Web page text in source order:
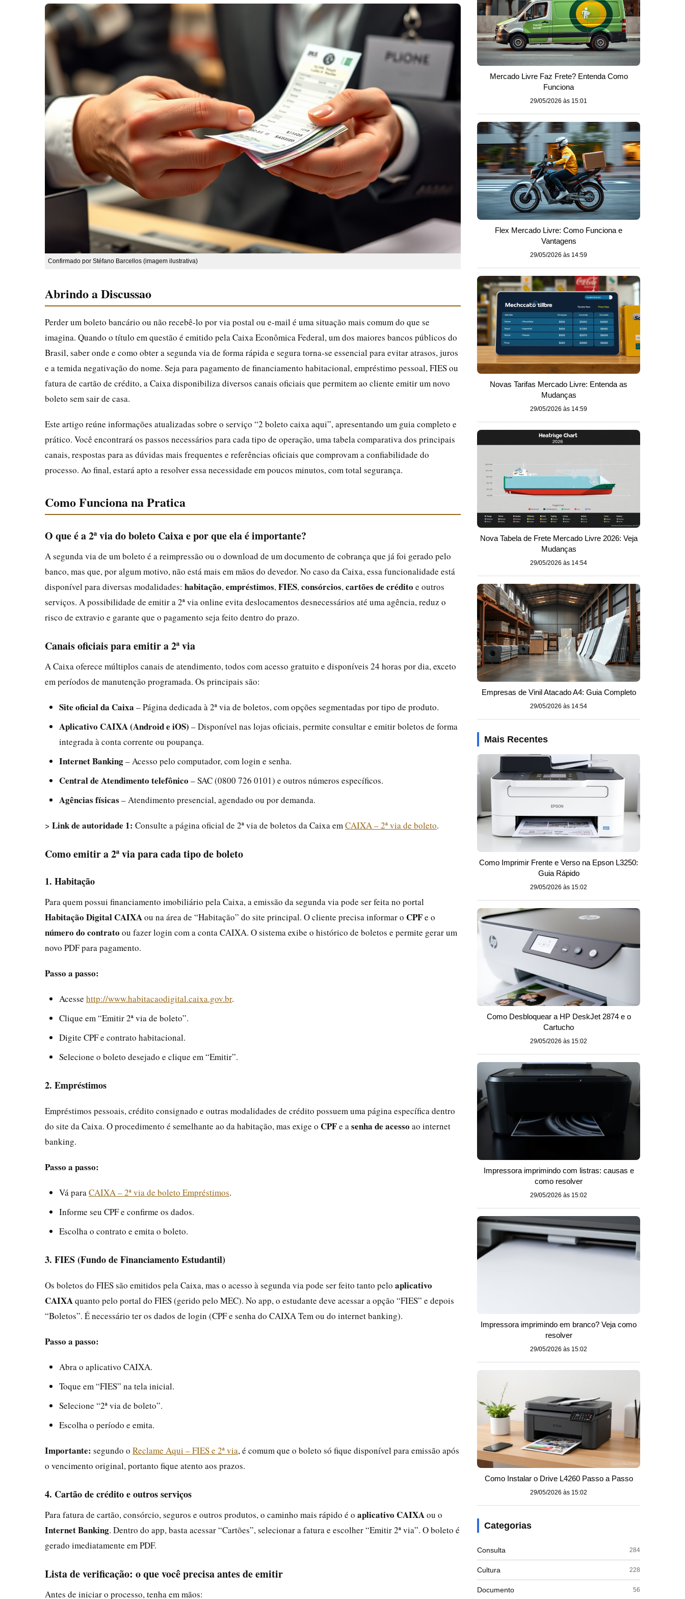
Confirmado por Stéfano Barcellos (imagem ilustrativa)
Abrindo a Discussao
Perder um boleto bancário ou não recebê-lo por via postal ou e‑mail é uma situação mais comum do que se
imagina. Quando o título em questão é emitido pela Caixa Econômica Federal, um dos maiores bancos públicos do
Brasil, saber onde e como obter a segunda via de forma rápida e segura torna‑se essencial para evitar atrasos, juros
e a temida negativação do nome. Seja para pagamento de financiamento habitacional, empréstimo pessoal, FIES ou
fatura de cartão de crédito, a Caixa disponibiliza diversos canais oficiais que permitem ao cliente emitir um novo
boleto sem sair de casa.
Este artigo reúne informações atualizadas sobre o serviço “2 boleto caixa aqui”, apresentando um guia completo e
prático. Você encontrará os passos necessários para cada tipo de operação, uma tabela comparativa dos principais
canais, respostas para as dúvidas mais frequentes e referências oficiais que comprovam a confiabilidade do
processo. Ao final, estará apto a resolver essa necessidade em poucos minutos, com total segurança.
Como Funciona na Pratica
O que é a 2ª via do boleto Caixa e por que ela é importante?
A segunda via de um boleto é a reimpressão ou o download de um documento de cobrança que já foi gerado pelo
banco, mas que, por algum motivo, não está mais em mãos do devedor. No caso da Caixa, essa funcionalidade está
disponível para diversas modalidades: habitação, empréstimos, FIES, consórcios, cartões de crédito e outros
serviços. A possibilidade de emitir a 2ª via online evita deslocamentos desnecessários até uma agência, reduz o
risco de extravio e garante que o pagamento seja feito dentro do prazo.
Canais oficiais para emitir a 2ª via
A Caixa oferece múltiplos canais de atendimento, todos com acesso gratuito e disponíveis 24 horas por dia, exceto
em períodos de manutenção programada. Os principais são:
Site oficial da Caixa – Página dedicada à 2ª via de boletos, com opções segmentadas por tipo de produto.
Aplicativo CAIXA (Android e iOS) – Disponível nas lojas oficiais, permite consultar e emitir boletos de forma
integrada à conta corrente ou poupança.
Internet Banking– Acesso pelo computador, com login e senha.
Central de Atendimento telefônico – SAC (0800 726 0101) e outros números específicos.
Agências físicas – Atendimento presencial, agendado ou por demanda.
> Link de autoridade 1: Consulte a página oficial de 2ª via de boletos da Caixa em CAIXA – 2ª via de boleto.
Como emitir a 2ª via para cada tipo de boleto
1. Habitação
Para quem possui financiamento imobiliário pela Caixa, a emissão da segunda via pode ser feita no portal
Habitação Digital CAIXAou na área de “Habitação” do site principal. O cliente precisa informar o CPFe o
número do contrato ou fazer login com a conta CAIXA. O sistema exibe o histórico de boletos e permite gerar um
novo PDF para pagamento.
Passo a passo:
Acesse http://www.habitacaodigital.caixa.gov.br.
Clique em “Emitir 2ª via de boleto”.
Digite CPF e contrato habitacional.
Selecione o boleto desejado e clique em “Emitir”.
2. Empréstimos
Empréstimos pessoais, crédito consignado e outras modalidades de crédito possuem uma página específica dentro
do site da Caixa. O procedimento é semelhante ao da habitação, mas exige o CPFe a senha de acesso ao internet
banking.
Passo a passo:
Vá para CAIXA – 2ª via de boleto Empréstimos.
Informe seu CPF e confirme os dados.
Escolha o contrato e emita o boleto.
3. FIES (Fundo de Financiamento Estudantil)
Os boletos do FIES são emitidos pela Caixa, mas o acesso à segunda via pode ser feito tanto pelo aplicativo
CAIXAquanto pelo portal do FIES (gerido pelo MEC). No app, o estudante deve acessar a opção “FIES” e depois
“Boletos”. É necessário ter os dados de login (CPF e senha do CAIXA Tem ou do internet banking).
Passo a passo:
Abra o aplicativo CAIXA.
Toque em “FIES” na tela inicial.
Selecione “2ª via de boleto”.
Escolha o período e emita.
Importante: segundo o Reclame Aqui – FIES e 2ª via, é comum que o boleto só fique disponível para emissão após
o vencimento original, portanto fique atento aos prazos.
4. Cartão de crédito e outros serviços
Para fatura de cartão, consórcio, seguros e outros produtos, o caminho mais rápido é o aplicativo CAIXAou o
Internet Banking. Dentro do app, basta acessar “Cartões”, selecionar a fatura e escolher “Emitir 2ª via”. O boleto é
gerado imediatamente em PDF.
Lista de verificação: o que você precisa antes de emitir
Antes de iniciar o processo, tenha em mãos:
Mercado Livre Faz Frete? Entenda Como
Funciona
29/05/2026 às 15:01
Flex Mercado Livre: Como Funciona e
Vantagens
29/05/2026 às 14:59
Novas Tarifas Mercado Livre: Entenda as
Mudanças
29/05/2026 às 14:59
Nova Tabela de Frete Mercado Livre 2026: Veja
Mudanças
29/05/2026 às 14:54
Empresas de Vinil Atacado A4: Guia Completo
29/05/2026 às 14:54
Mais Recentes
Como Imprimir Frente e Verso na Epson L3250:
Guia Rápido
29/05/2026 às 15:02
Como Desbloquear a HP DeskJet 2874 e o
Cartucho
29/05/2026 às 15:02
Impressora imprimindo com listras: causas e
como resolver
29/05/2026 às 15:02
Impressora imprimindo em branco? Veja como
resolver
29/05/2026 às 15:02
Como Instalar o Drive L4260 Passo a Passo
29/05/2026 às 15:02
Categorias
Consulta 284
Cultura 228
Documento 56